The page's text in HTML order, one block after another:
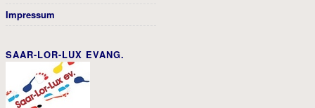
Impressum
SAAR-LOR-LUX EVANG.